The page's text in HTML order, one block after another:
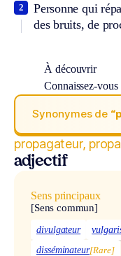
Personne qui
des bruits, de
2
À découvrir
Connaissez-
Synonymes de
propagateur,
adjectif
Sens principaux
[Sens commun]
divulgateur
disséminateur[Rare]